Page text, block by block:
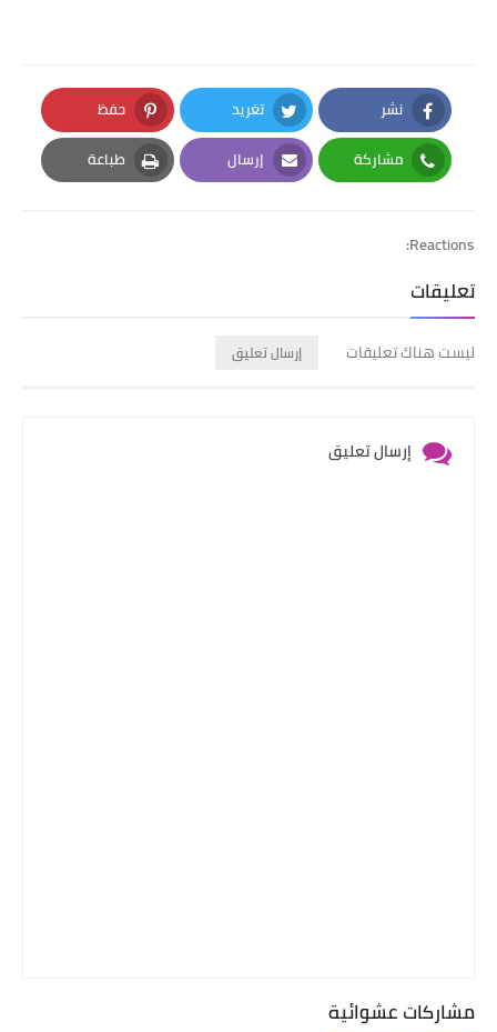
نشر
Facebook
تغريد
Twitter
حفظ
Pinterest
مشاركة
Whatsapp
إرسال
Email
طباعة
Print
Reactions:
تعليقات
ليست هناك تعليقات إرسال تعليق
إرسال تعليق
مشاركات عشوائية